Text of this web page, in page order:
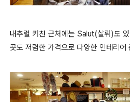
내추럴 키친 근처에는 Salut(살뤼)도 있
곳도 저렴한 가격으로 다양한 인테리어